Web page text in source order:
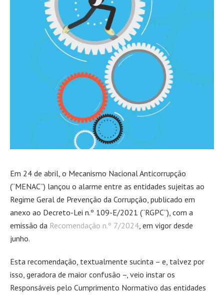
Em 24 de abril, o Mecanismo Nacional Anticorrupção
(“MENAC”) lançou o alarme entre as entidades sujeitas ao
Regime Geral de Prevenção da Corrupção, publicado em
anexo ao Decreto-Lei n.º 109-E/2021 (“RGPC”), com a
emissão da Recomendação n.º 7/2024, em vigor desde
junho.
Esta recomendação, textualmente sucinta – e, talvez por
isso, geradora de maior confusão –, veio instar os
Responsáveis pelo Cumprimento Normativo das entidades